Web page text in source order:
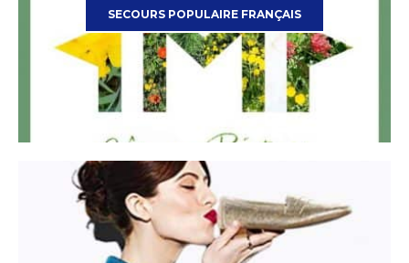
SECOURS POPULAIRE FRANÇAIS